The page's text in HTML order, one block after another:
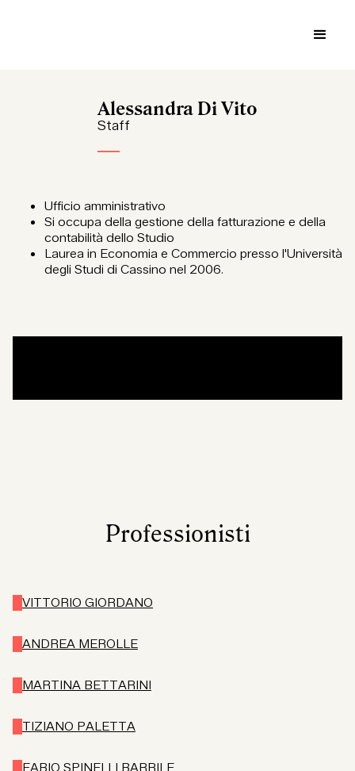
Alessandra Di Vito
Staff
Ufficio amministrativo
Si occupa della gestione della fatturazione e della
contabilità dello Studio
Laurea in Economia e Commercio presso l'Università
degli Studi di Cassino nel 2006.
Professionisti
VITTORIO GIORDANO
ANDREA MEROLLE
MARTINA BETTARINI
TIZIANO PALETTA